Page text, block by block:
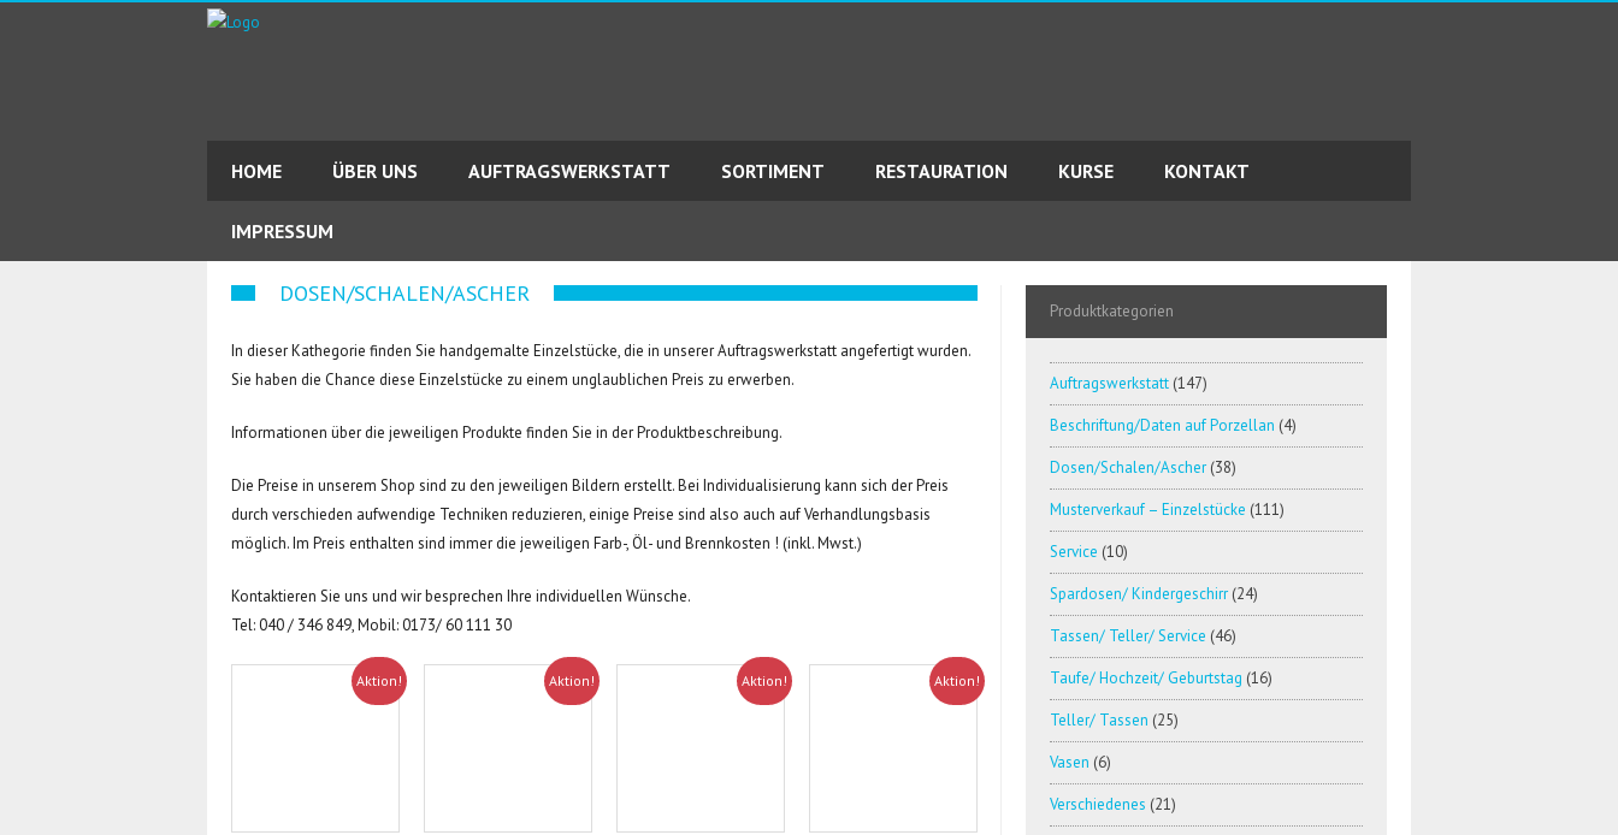
HOME ÜBER UNS AUFTRAGSWERKSTATT SORTIMENT RESTAURATION KURSE KONTAKT
IMPRESSUM
DOSEN/SCHALEN/ASCHER
In dieser Kathegorie finden Sie handgemalte Einzelstücke, die in unserer Auftragswerkstatt angefertigt wurden.
Sie haben die Chance diese Einzelstücke zu einem unglaublichen Preis zu erwerben.
Informationen über die jeweiligen Produkte finden Sie in der Produktbeschreibung.
Die Preise in unserem Shop sind zu den jeweiligen Bildern erstellt. Bei Individualisierung kann sich der Preis
durch verschieden aufwendige Techniken reduzieren, einige Preise sind also auch auf Verhandlungsbasis
möglich. Im Preis enthalten sind immer die jeweiligen Farb-, Öl- und Brennkosten ! (inkl. Mwst.)
Kontaktieren Sie uns und wir besprechen Ihre individuellen Wünsche.
Tel: 040 / 346 849, Mobil: 0173/ 60 111 30
Aktion! Aktion! Aktion! Aktion!
Produktkategorien
Auftragswerkstatt (147)
Beschriftung/Daten auf Porzellan (4)
Dosen/Schalen/Ascher (38)
Musterverkauf – Einzelstücke (111)
Service (10)
Spardosen/ Kindergeschirr (24)
Tassen/ Teller/ Service (46)
Taufe/ Hochzeit/ Geburtstag (16)
Teller/ Tassen (25)
Vasen (6)
Verschiedenes (21)